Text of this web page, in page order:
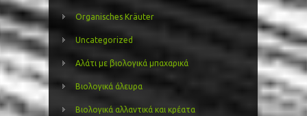
Organisches Kräuter
Uncategorized
Αλάτι με βιολογικά μπαχαρικά
Βιολογικά άλευρα
Βιολογικά αλλαντικά και κρέατα